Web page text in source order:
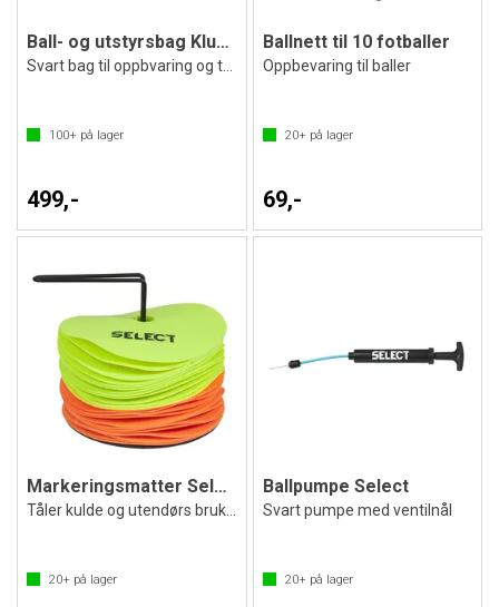
Ball- og utstyrsbag Klubben 128 ltr
100+ på lager
499,-
Ballnett til 10 fotballer
Oppbevaring til baller
20+på lager
69,-
Markeringsmatter Select | slitesterk
20+ på lager
Ballpumpe Select
Svart pumpe med ventilnål
20+på lager